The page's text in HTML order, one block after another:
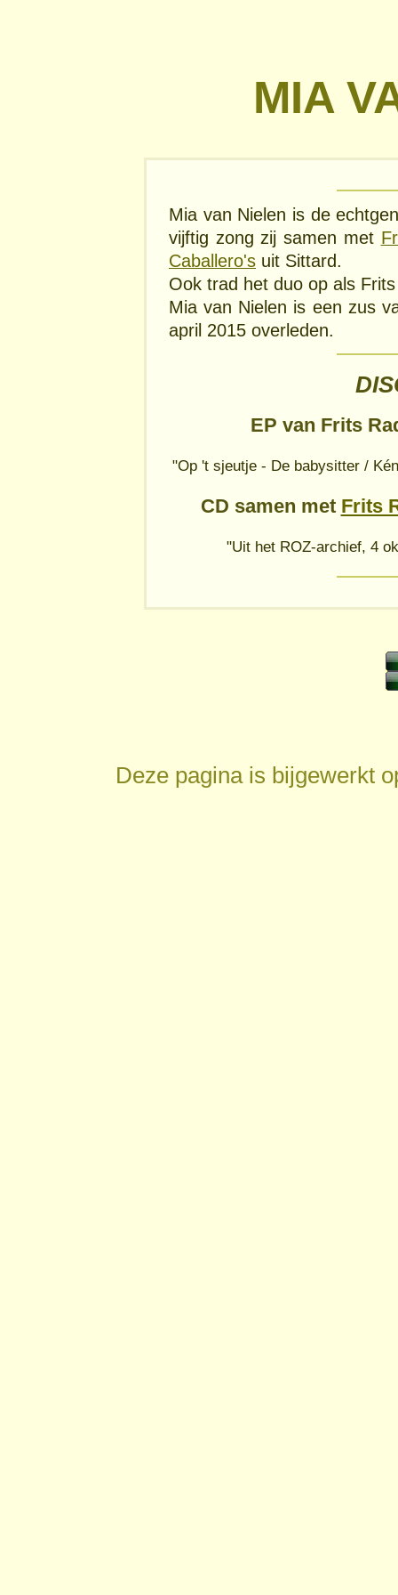
MIA
Mia van Nielen is de
vijftig zong zij samen met
Caballero's uit Sittard.
Ook trad het duo op als
Mia van Nielen is een zus
april 2015 overleden.
EP van Frits
"Op 't sjeutje - De babysitter /
CD samen met Frits
"Uit het ROZ-archief, 4
Deze pagina is bijgewerkt